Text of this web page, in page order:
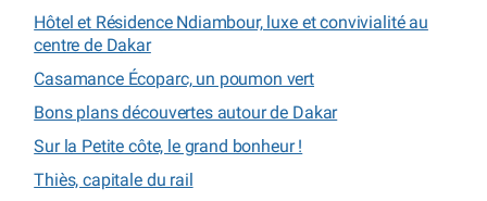
Hôtel et Résidence Ndiambour, luxe et convivialité au
centre de Dakar
Casamance Écoparc, un poumon vert
Bons plans découvertes autour de Dakar
Sur la Petite côte, le grand bonheur !
Thiès, capitale du rail